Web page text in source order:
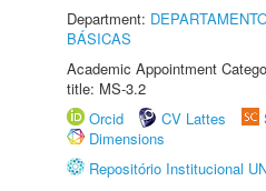
Department:
BÁSICAS
Academic Appointment
title: MS-3.2
Orcid
CV Lattes
Dimensions
Repositório Institucional